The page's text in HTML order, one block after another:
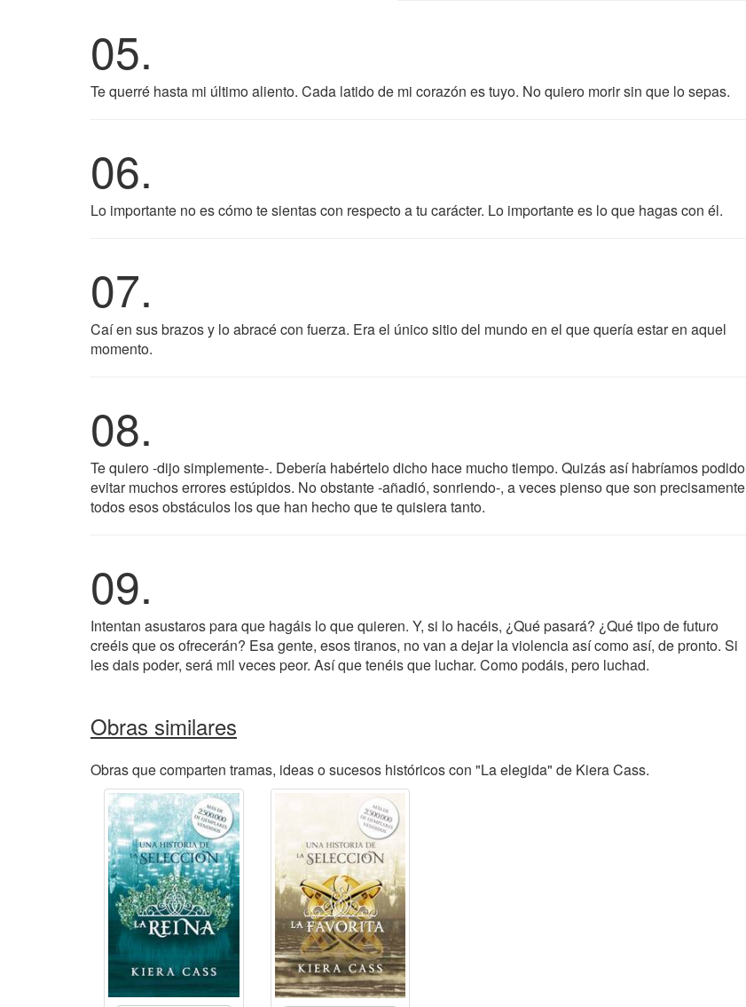
05.
Te querré hasta mi último aliento. Cada latido de mi corazón es tuyo. No quiero morir sin que lo sepas.
06.
Lo importante no es cómo te sientas con respecto a tu carácter. Lo importante es lo que hagas con él.
07.
Caí en sus brazos y lo abracé con fuerza. Era el único sitio del mundo en el que quería estar en aquel
momento.
08.
Te quiero -dijo simplemente-. Debería habértelo dicho hace mucho tiempo. Quizás así habríamos podido
evitar muchos errores estúpidos. No obstante -añadió, sonriendo-, a veces pienso que son precisamente
todos esos obstáculos los que han hecho que te quisiera tanto.
09.
Intentan asustaros para que hagáis lo que quieren. Y, si lo hacéis, ¿Qué pasará? ¿Qué tipo de futuro
creéis que os ofrecerán? Esa gente, esos tiranos, no van a dejar la violencia así como así, de pronto. Si
les dais poder, será mil veces peor. Así que tenéis que luchar. Como podáis, pero luchad.
Obras similares
Obras que comparten tramas, ideas o sucesos históricos con "La elegida" de Kiera Cass.